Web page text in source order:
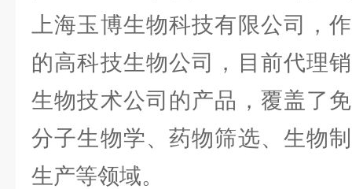
上海玉博生物科技有限公司，
的高科技生物公司，目前代理
生物技术公司的产品，覆盖了
分子生物学、药物筛选、生物
生产等领域。